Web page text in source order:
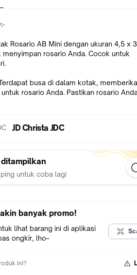
Rosario AB Mini dengan ukuran 4,5 x
rosario Anda. Cocok untuk
busa di dalam kotak,
rosario Anda. Pastikan rosario
untuk penggunaan sehari-hari atau
dan aman.
JD Christa JDC
untuk coba lagi
banyak promo!
lihat barang ini di aplikasi
ongkir, lho~
ini?